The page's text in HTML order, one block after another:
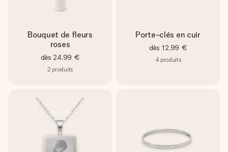
Bouquet de fleurs
roses
dès 24,99 €
2 produits
Porte-clés en cuir
dès 12,99 €
4 produits